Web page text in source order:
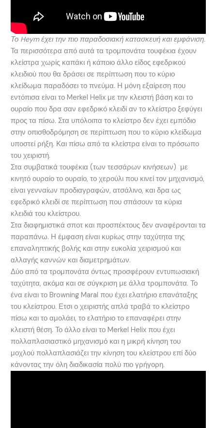
Το Heym έχει την πιο παραδοσιακή κατασκευή και εμφάνιση.
Τα περισσότερα από αυτά τα τρομπονάτα τουφέκια έχουν
κλείστρα χωρίς καπάκι ή κάποιο άλλο είδος εφεδρικού
κλειδιού που θα δράσει σε περίπτωση που το κύριο
κλείδωμα παραδόσει το πνεύμα. Η μόνη εξαίρεση που
εντόπισα είναι το Merkel Helix με την κλειστή βάση και το
ουραίο που δρα σαν εφεδρικό κλειδί αν το κλείστρο ξεφύγει
προς τα πίσω. Στα υπόλοιπα το κλείστρο δεν έχει εμπόδιο
στην οπισθοδρόμηση σε περίπτωση που το κύριο κλείδωμα
υποστεί ρήξη. Και πίσω από τα κλείστρα είναι το πρόσωπο
του χειριστή.
Στα συμβατικά τουφέκια (των τεσσάρων κινήσεων) με
κινητό ουραίο το ουραίο, το χερούλι που κινεί τον μηχανισμό,
είναι γενναίων προδιαγραφών, ατσάλινο, και δρα ως
εφεδρικό κλειδί σε περίπτωση που σπάσουν τα κύρια
κλειδιά του κλείστρου.
Στα διαφημιστικά σποτ και προσπέκτους δεν αναφέρονται τα
παραπάνω. Η έμφαση είναι κυρίως στην ταχύτητα της
επαναληπτικής βολής και στην ευκολία χειρισμού και
αλλαγής καννών και διαμετρημάτων.
Δύο από τα τρομπονάτα όντως προσφέρουν εντυπωσιακή
ταχύτητα, ακόμα και σε σύγκριση με άλλα τρομπονάτα. Το
ένα είναι το Browning Maral που έχει ελατήριο επανάταξης
του κλείστρου. Ετσι ο χειριστής απλά τραβά το κλείστρο
πίσω και το αμολάει, το ελατήριο το επαναφέρει στην
κλειστή θέση. Το άλλο είναι το Merkel Helix που έχει
πολλαπλασιαστικό μηχανισμό και η μικρή κίνηση του
μοχλού πολλαπλασιάζει την κίνηση του κλείστρου επί δύο
κάνοντας την όλη διαδικασία πολύ πιο γρήγορη.